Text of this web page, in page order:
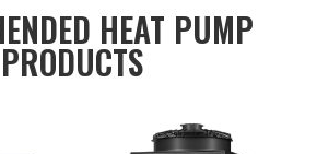
HEAT PUMP
PRODUCTS